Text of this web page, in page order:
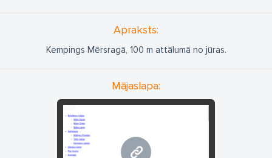
Apraksts:
Kempings Mērsragā, 100 m attālumā no jūras.
Mājaslapa: